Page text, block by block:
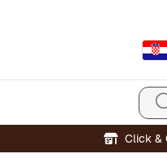
Click &